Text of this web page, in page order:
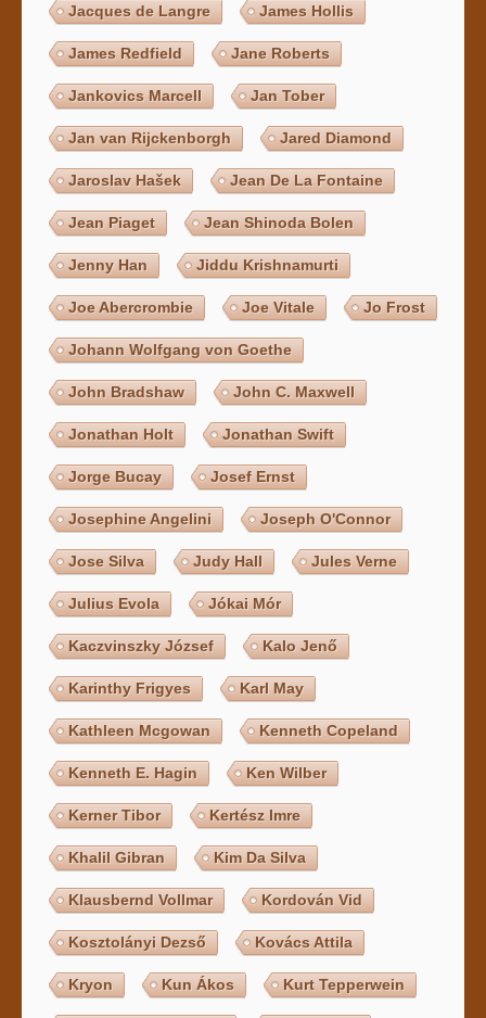
Jacques de Langre James Hollis
James Redfield Jane Roberts
Jankovics Marcell Jan Tober
Jan van Rijckenborgh Jared Diamond
Jaroslav Hašek Jean De La Fontaine
Jean Piaget Jean Shinoda Bolen
Jenny Han Jiddu Krishnamurti
Joe Abercrombie Joe Vitale Jo Frost
Johann Wolfgang von Goethe
John Bradshaw John C. Maxwell
Jonathan Holt Jonathan Swift
Jorge Bucay Josef Ernst
Josephine Angelini Joseph O'Connor
Jose Silva Judy Hall Jules Verne
Julius Evola Jókai Mór
Kaczvinszky József Kalo Jenő
Karinthy Frigyes Karl May
Kathleen Mcgowan Kenneth Copeland
Kenneth E. Hagin Ken Wilber
Kerner Tibor Kertész Imre
Khalil Gibran Kim Da Silva
Klausbernd Vollmar Kordován Vid
Kosztolányi Dezső Kovács Attila
Kryon Kun Ákos Kurt Tepperwein